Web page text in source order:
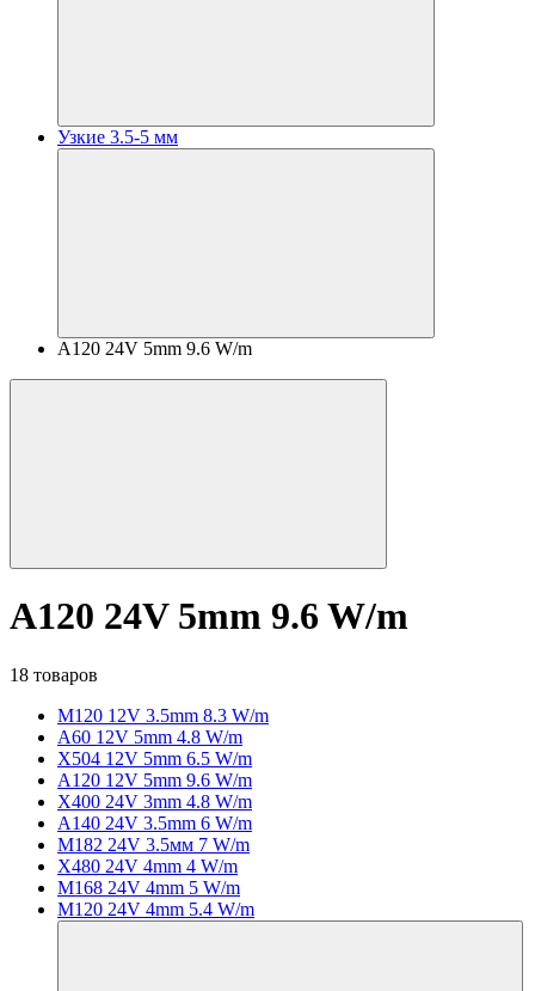
Узкие 3.5-5 мм
A120 24V 5mm 9.6 W/m
A120 24V 5mm 9.6 W/m
18 товаров
M120 12V 3.5mm 8.3 W/m
A60 12V 5mm 4.8 W/m
X504 12V 5mm 6.5 W/m
A120 12V 5mm 9.6 W/m
X400 24V 3mm 4.8 W/m
A140 24V 3.5mm 6 W/m
M182 24V 3.5мм 7 W/m
X480 24V 4mm 4 W/m
M168 24V 4mm 5 W/m
M120 24V 4mm 5.4 W/m